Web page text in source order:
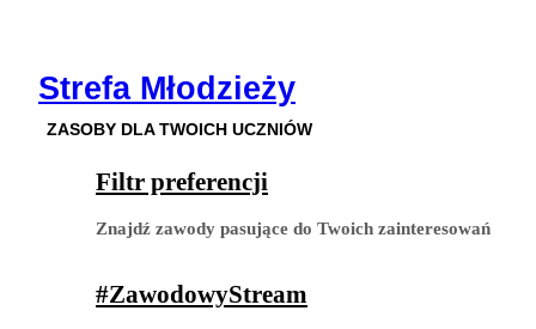
Strefa Młodzieży
ZASOBY DLA TWOICH UCZNIÓW
Filtr preferencji
Znajdź zawody pasujące do Twoich zainteresowań
#ZawodowyStream